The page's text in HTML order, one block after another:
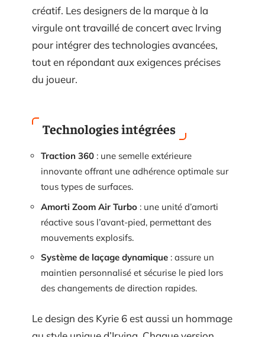
créatif. Les designers de la marque à la
virgule ont travaillé de concert avec Irving
pour intégrer des technologies avancées,
tout en répondant aux exigences précises
du joueur.
Technologies intégrées
Traction 360 : une semelle extérieure
innovante offrant une adhérence optimale sur
tous types de surfaces.
Amorti Zoom Air Turbo : une unité d’amorti
réactive sous l’avant-pied, permettant des
mouvements explosifs.
Système de laçage dynamique : assure un
maintien personnalisé et sécurise le pied lors
des changements de direction rapides.
Le design des Kyrie 6 est aussi un hommage